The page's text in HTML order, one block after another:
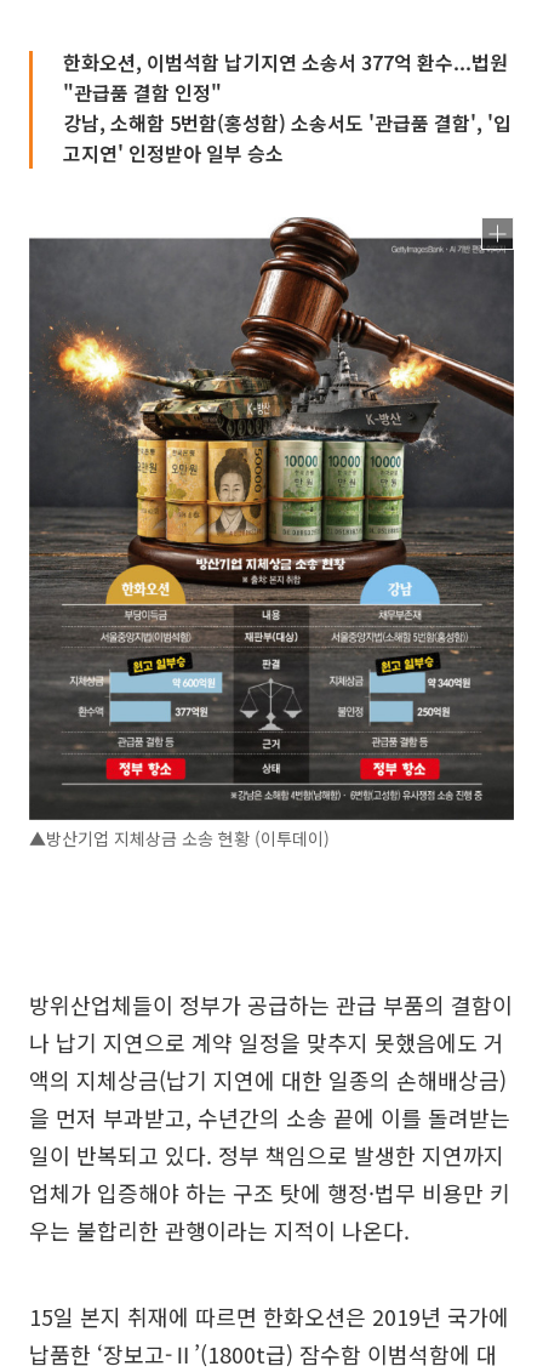
한화오션, 이범석함 납기지연 소송서 377억 환수...법원
"관급품 결함 인정"
강남, 소해함 5번함(홍성함) 소송서도 '관급품 결함', '입
고지연' 인정받아 일부 승소
▲방산기업 지체상금 소송 현황 (이투데이)
방위산업체들이 정부가 공급하는 관급 부품의 결함이
나 납기 지연으로 계약 일정을 맞추지 못했음에도 거
액의 지체상금(납기 지연에 대한 일종의 손해배상금)
을 먼저 부과받고, 수년간의 소송 끝에 이를 돌려받는
일이 반복되고 있다. 정부 책임으로 발생한 지연까지
업체가 입증해야 하는 구조 탓에 행정·법무 비용만 키
우는 불합리한 관행이라는 지적이 나온다.
15일 본지 취재에 따르면 한화오션은 2019년 국가에
납품한 ‘장보고-Ⅱ’(1800t급) 잠수함 이범석함에 대